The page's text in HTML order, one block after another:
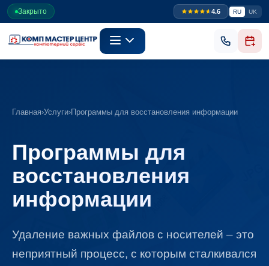
Закрыто 4.6 RU UK
Главная›Услуги›Программы для восстановления информации
Программы для
восстановления
информации
Удаление важных файлов с носителей – это
неприятный процесс, с которым сталкивался